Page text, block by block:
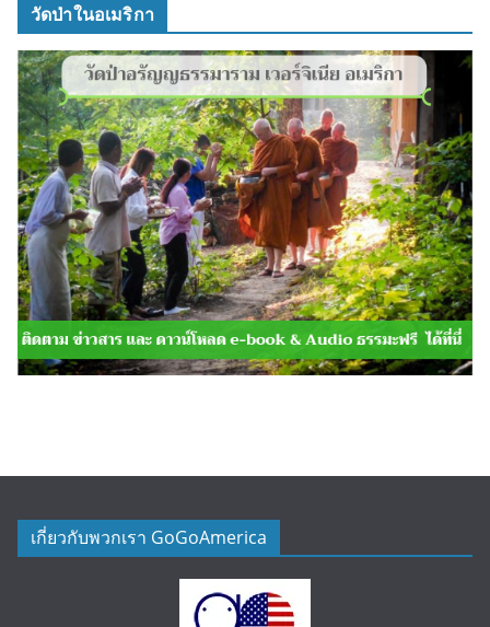
วัดป่าในอเมริกา
เกี่ยวกับพวกเรา GoGoAmerica